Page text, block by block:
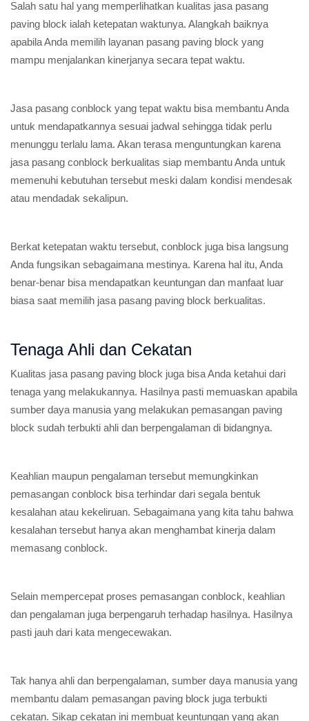
Salah satu hal yang memperlihatkan kualitas jasa pasang
paving block ialah ketepatan waktunya. Alangkah baiknya
apabila Anda memilih layanan pasang paving block yang
mampu menjalankan kinerjanya secara tepat waktu.
Jasa pasang conblock yang tepat waktu bisa membantu Anda
untuk mendapatkannya sesuai jadwal sehingga tidak perlu
menunggu terlalu lama. Akan terasa menguntungkan karena
jasa pasang conblock berkualitas siap membantu Anda untuk
memenuhi kebutuhan tersebut meski dalam kondisi mendesak
atau mendadak sekalipun.
Berkat ketepatan waktu tersebut, conblock juga bisa langsung
Anda fungsikan sebagaimana mestinya. Karena hal itu, Anda
benar-benar bisa mendapatkan keuntungan dan manfaat luar
biasa saat memilih jasa pasang paving block berkualitas.
Tenaga Ahli dan Cekatan
Kualitas jasa pasang paving block juga bisa Anda ketahui dari
tenaga yang melakukannya. Hasilnya pasti memuaskan apabila
sumber daya manusia yang melakukan pemasangan paving
block sudah terbukti ahli dan berpengalaman di bidangnya.
Keahlian maupun pengalaman tersebut memungkinkan
pemasangan conblock bisa terhindar dari segala bentuk
kesalahan atau kekeliruan. Sebagaimana yang kita tahu bahwa
kesalahan tersebut hanya akan menghambat kinerja dalam
memasang conblock.
Selain mempercepat proses pemasangan conblock, keahlian
dan pengalaman juga berpengaruh terhadap hasilnya. Hasilnya
pasti jauh dari kata mengecewakan.
Tak hanya ahli dan berpengalaman, sumber daya manusia yang
membantu dalam pemasangan paving block juga terbukti
cekatan. Sikap cekatan ini membuat keuntungan yang akan